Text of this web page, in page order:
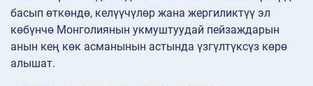
басып өткөндө, келүүчүлөр жана жергиликтүү эл
көбүнчө Монголиянын укмуштуудай пейзаждарын
анын кең көк асманынын астында үзгүлтүксүз көрө
алышат.